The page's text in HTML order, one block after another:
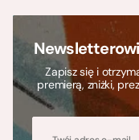
Zapisz się i
premierą, zniżki,